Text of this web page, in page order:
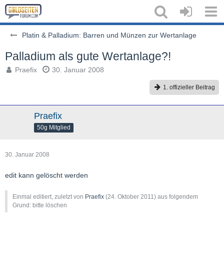
Platin & Palladium: Barren und Münzen zur Wertanlage
Palladium als gute Wertanlage?!
Praefix 30. Januar 2008
1. offizieller Beitrag
Praefix
50g Mitglied
30. Januar 2008
edit kann gelöscht werden
Einmal editiert, zuletzt von Praefix (24. Oktober 2011) aus folgendem
Grund: bitte löschen